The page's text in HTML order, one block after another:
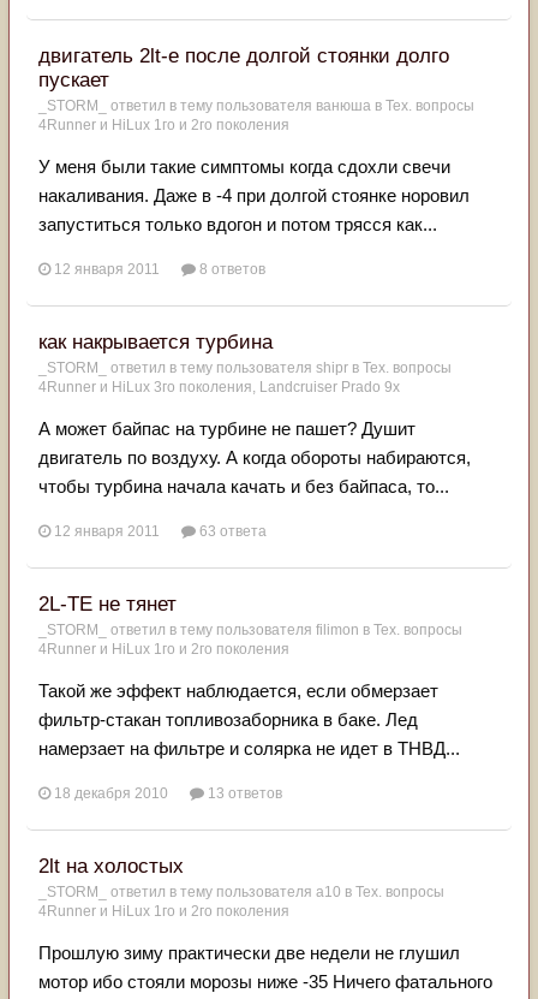
двигатель 2lt-e после долгой стоянки долго
пускает
_STORM_ ответил в тему пользователя ванюша в Тех. вопросы
4Runner и HiLux 1го и 2го поколения
У меня были такие симптомы когда сдохли свечи
накаливания. Даже в -4 при долгой стоянке норовил
запуститься только вдогон и потом трясся как...
12 января 2011 8 ответов
как накрывается турбина
_STORM_ ответил в тему пользователя shipr в Тех. вопросы
4Runner и HiLux 3го поколения, Landсruiser Prado 9x
А может байпас на турбине не пашет? Душит
двигатель по воздуху. А когда обороты набираются,
чтобы турбина начала качать и без байпаса, то...
12 января 2011 63 ответа
2L-TE не тянет
_STORM_ ответил в тему пользователя filimon в Тех. вопросы
4Runner и HiLux 1го и 2го поколения
Такой же эффект наблюдается, если обмерзает
фильтр-стакан топливозаборника в баке. Лед
намерзает на фильтре и солярка не идет в ТНВД...
18 декабря 2010 13 ответов
2lt на холостых
_STORM_ ответил в тему пользователя a10 в Тех. вопросы
4Runner и HiLux 1го и 2го поколения
Прошлую зиму практически две недели не глушил
мотор ибо стояли морозы ниже -35 Ничего фатального